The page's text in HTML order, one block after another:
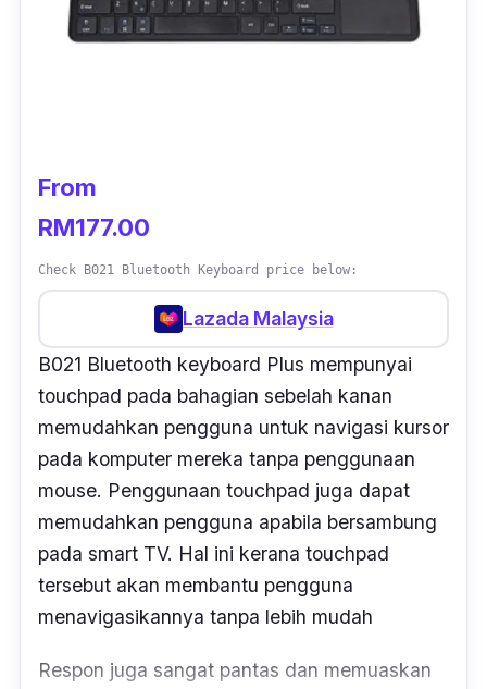
From
RM177.00
Check B021 Bluetooth Keyboard price below:
Lazada Malaysia
B021 Bluetooth keyboard Plus mempunyai
touchpad pada bahagian sebelah kanan
memudahkan pengguna untuk navigasi kursor
pada komputer mereka tanpa penggunaan
mouse. Penggunaan touchpad juga dapat
memudahkan pengguna apabila bersambung
pada smart TV. Hal ini kerana touchpad
tersebut akan membantu pengguna
menavigasikannya tanpa lebih mudah
Respon juga sangat pantas dan memuaskan